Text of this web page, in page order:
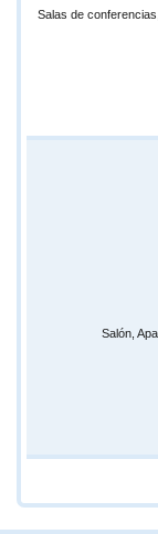
Salas de
Salón,